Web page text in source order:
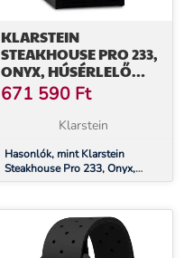
KLARSTEIN
STEAKHOUSE PRO 233,
ONYX, HÚSÉRLELŐ
HŰTŐSZEKRÉNY, 1
ZÓNA, 233 LITER, 1-25
°C, ÉRINTŐKÉPERNYŐS
ABLAK
671 590 Ft
Klarstein
Hasonlók, mint Klarstein
Steakhouse Pro 233, Onyx,
húsérlelő hűtőszekrény, 1 zóna,
érintőképernyős kijelző,
panoráma ablak